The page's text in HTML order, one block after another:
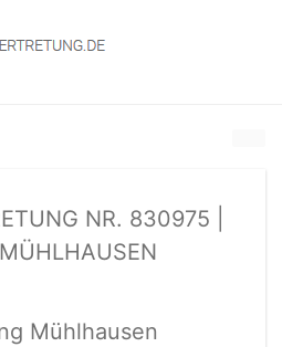
NR. 830975 |
Mühlhausen